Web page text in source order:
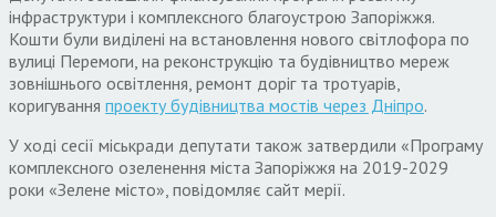
інфраструктури і комплексного благоустрою Запоріжжя.
Кошти були виділені на встановлення нового світлофора по
вулиці Перемоги, на реконструкцію та будівництво мереж
зовнішнього освітлення, ремонт доріг та тротуарів,
коригування проекту будівництва мостів через Дніпро.
У ході сесії міськради депутати також затвердили «Програму
комплексного озеленення міста Запоріжжя на 2019-2029
роки «Зелене місто», повідомляє сайт мерії.